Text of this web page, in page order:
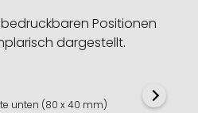
Positionen
dargestellt.
unten (80 x 40 mm)